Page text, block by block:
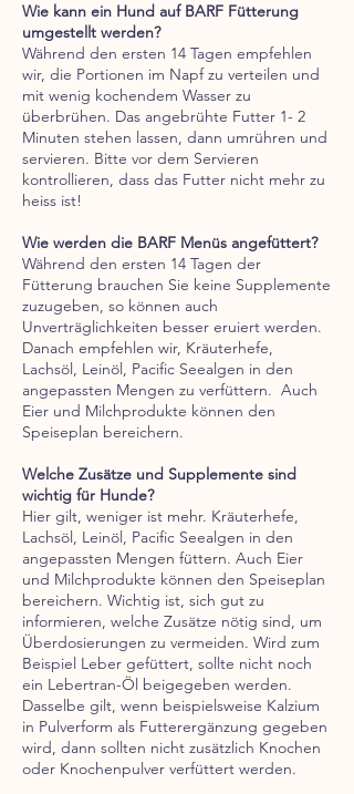
Wie kann ein Hund auf BARF Fütterung
umgestellt werden?
Während den ersten 14 Tagen empfehlen
wir, die Portionen im Napf zu verteilen und
mit wenig kochendem Wasser zu
überbrühen. Das angebrühte Futter 1- 2
Minuten stehen lassen, dann umrühren und
servieren. Bitte vor dem Servieren
kontrollieren, dass das Futter nicht mehr zu
heiss ist!
Wie werden die BARF Menüs angefüttert?
Während den ersten 14 Tagen der
Fütterung brauchen Sie keine Supplemente
zuzugeben, so können auch
Unverträglichkeiten besser eruiert werden.
Danach empfehlen wir, Kräuterhefe,
Lachsöl, Leinöl, Pacific Seealgen in den
angepassten Mengen zu verfüttern. Auch
Eier und Milchprodukte können den
Speiseplan bereichern.
Welche Zusätze und Supplemente sind
wichtig für Hunde?
Hier gilt, weniger ist mehr. Kräuterhefe,
Lachsöl, Leinöl, Pacific Seealgen in den
angepassten Mengen füttern. Auch Eier
und Milchprodukte können den Speiseplan
bereichern. Wichtig ist, sich gut zu
informieren, welche Zusätze nötig sind, um
Überdosierungen zu vermeiden. Wird zum
Beispiel Leber gefüttert, sollte nicht noch
ein Lebertran-Öl beigegeben werden.
Dasselbe gilt, wenn beispielsweise Kalzium
in Pulverform als Futterergänzung gegeben
wird, dann sollten nicht zusätzlich Knochen
oder Knochenpulver verfüttert werden.